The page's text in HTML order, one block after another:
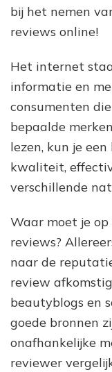
bij het nemen
reviews online!
Het internet
informatie en
consumenten
bepaalde
lezen, kun je
kwaliteit,
verschillende
Waar moet je
reviews?
naar de
review
beautyblogs en
goede bronnen
onafhankelijke
reviewer